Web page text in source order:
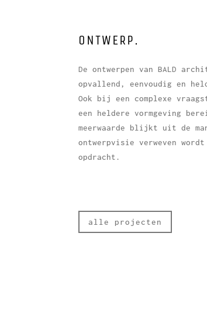
ONTWERP.
De ontwerpen van BALD
opvallend, eenvoudig en
Ook bij een complexe
een heldere vormgeving
meerwaarde blijkt uit de
ontwerpvisie verweven wordt
opdracht.
alle projecten